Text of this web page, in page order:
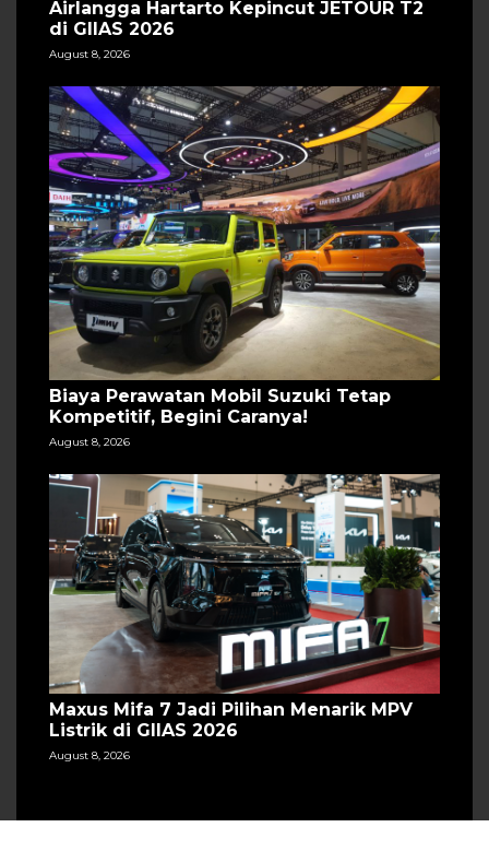
Airlangga Hartarto Kepincut JETOUR T2
di GIIAS 2026
August 8, 2026
Biaya Perawatan Mobil Suzuki Tetap
Kompetitif, Begini Caranya!
August 8, 2026
Maxus Mifa 7 Jadi Pilihan Menarik MPV
Listrik di GIIAS 2026
August 8, 2026